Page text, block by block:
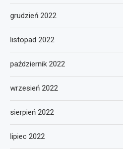
grudzień 2022
listopad 2022
październik 2022
wrzesień 2022
sierpień 2022
lipiec 2022